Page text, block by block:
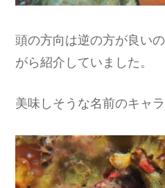
頭の方向は逆の方が良い
がら紹介していました。
美味しそうな名前のキャ